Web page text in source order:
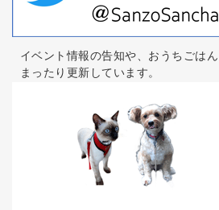
イベント情報の告知や、おうちごは
まったり更新しています。